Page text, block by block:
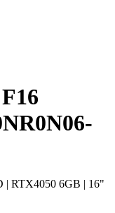
| RTX4050 6GB | 16"